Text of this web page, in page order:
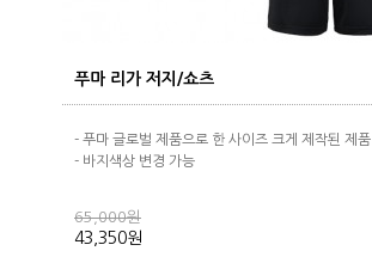
푸마 리가 저지/쇼츠
- 푸마 글로벌 제품으로 한 사이즈 크게 제작된 제품
- 바지색상 변경 가능
65,000원
43,350원